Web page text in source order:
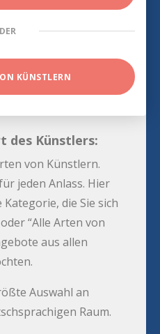
KÜNSTLERN
des Künstlers:
von Künstlern.
jeden Anlass. Hier
die Sie sich
“Alle Arten von
aus allen
Auswahl an
Raum.